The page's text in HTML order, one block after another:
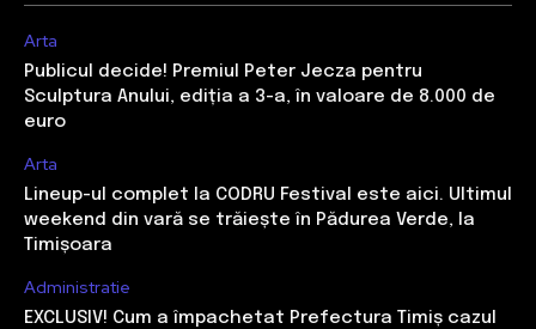
Arta
Publicul decide! Premiul Peter Jecza pentru
Sculptura Anului, ediția a 3-a, în valoare de 8.000 de
euro
Arta
Lineup-ul complet la CODRU Festival este aici. Ultimul
weekend din vară se trăiește în Pădurea Verde, la
Timișoara
Administratie
EXCLUSIV! Cum a împachetat Prefectura Timiș cazul